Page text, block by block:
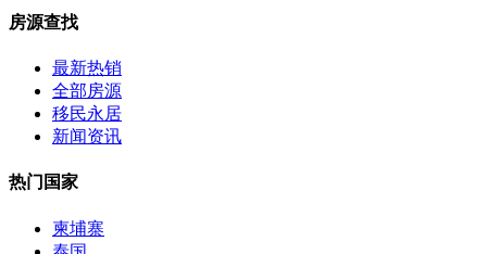
房源查找
最新热销
全部房源
移民永居
新闻资讯
热门国家
柬埔寨